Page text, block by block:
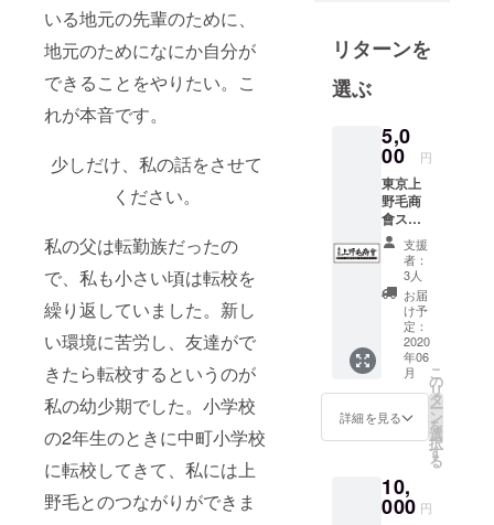
いる地元の先輩のために、
地元のためになにか自分が
できることをやりたい。こ
れが本音です。
少しだけ、私の話をさせて
ください。
私の父は転勤族だったの
で、私も小さい頃は転校を
繰り返していました。新し
い環境に苦労し、友達がで
きたら転校するというのが
私の幼少期でした。小学校
の2年生のときに中町小学校
に転校してきて、私には上
野毛とのつながりができま
いう団体は
利益を追求
する営利企
業としてで
はなく、団
体理念「日
本の古き良
き神輿文化
を守る」こ
とを第1優先
とする、個
人の活動の
ために構成
されていま
す。
私が地域の
行事運営で
る部分は、
何十名とい
リターンを
選ぶ
5,0
00 円
東京上
野毛商
會ス
テッ
カー
（白）
サイ
ズ：
30m×7
0mm 本
製品は
売り上
げの最
大70%
を奉納
す。 本
プロ
ジェク
支援
者：
3人
お届
け予
定：
2020
年06
月
詳細を見る
こ
の
リ
タ
ー
ン
を
選
択
す
る
10,
000 円